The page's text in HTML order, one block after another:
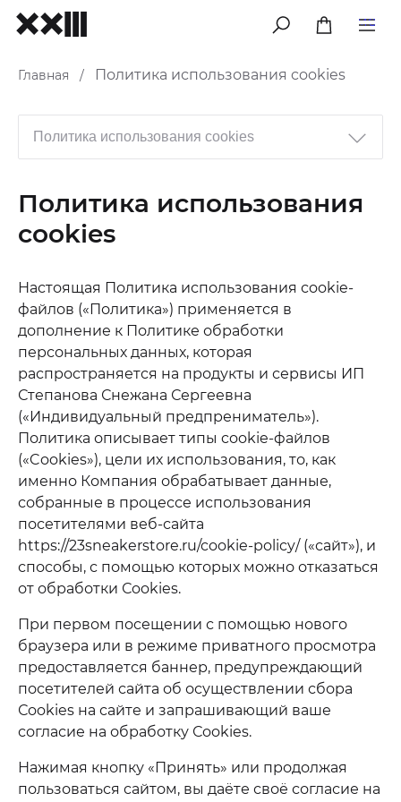
меню
Главная / Политика использования cookies
Политика использования
cookies
Настоящая Политика использования сookie-
файлов («Политика») применяется в
дополнение к Политике обработки
персональных данных, которая
распространяется на продукты и сервисы ИП
Степанова Снежана Сергеевна
(«Индивидуальный предпрениматель»).
Политика описывает типы cookie-файлов
(«Cookies»), цели их использования, то, как
именно Компания обрабатывает данные,
собранные в процессе использования
посетителями веб-сайта
https://23sneakerstore.ru/cookie-policy/ («сайт»), и
способы, с помощью которых можно отказаться
от обработки Сookies.
При первом посещении с помощью нового
браузера или в режиме приватного просмотра
предоставляется баннер, предупреждающий
посетителей сайта об осуществлении сбора
Сookies на сайте и запрашивающий ваше
согласие на обработку Сookies.
Нажимая кнопку «Принять» или продолжая
пользоваться сайтом, вы даёте своё согласие на